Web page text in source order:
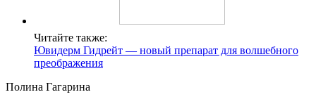
Читайте также:
Ювидерм Гидрейт — новый препарат для волшебного
преображения
Полина Гагарина